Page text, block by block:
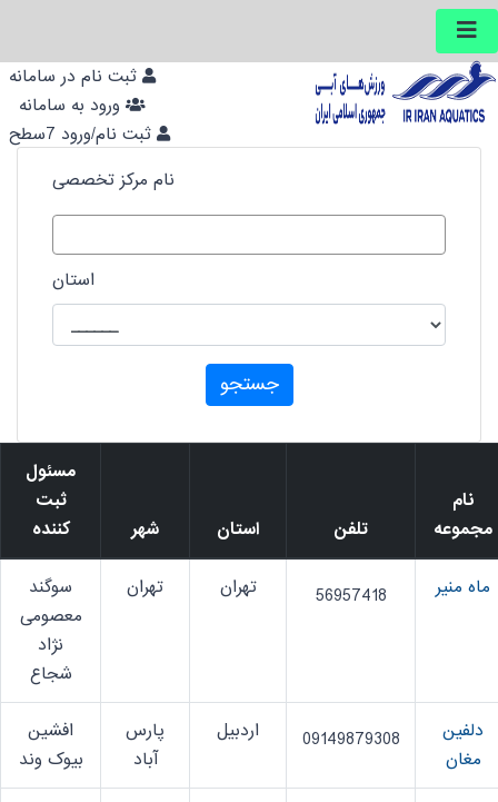
نام مرکز تخصصی
استان
جستجو
نام
مجموعه
تلفن استان شهر
مسئول
ثبت
کننده
ماه منیر 56957418 تهران تهران
سوگند
معصومی
نژاد
شجاع
دلفین
مغان
09149879308 اردبیل
پارس
آباد
افشین
بیوک وند